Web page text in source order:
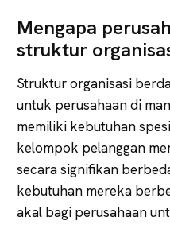
Mengapa
struktur
Struktur organisasi
untuk perusahaan di
memiliki kebutuhan
kelompok pelanggan
secara signifikan
kebutuhan mereka
akal bagi perusahaan